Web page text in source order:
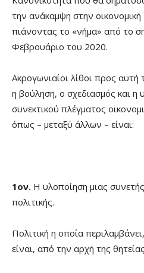
την ανάκαμψη στην
πιάνοντας το «νήμα» από το
Φεβρουάριο του 2020.
Ακρογωνιαίοι λίθοι προς
η βούληση, ο σχεδιασμός και η
συνεκτικού πλέγματος
όπως – μεταξύ άλλων – είναι:
1ον. Η υλοποίηση μιας
πολιτικής.
Πολιτική η οποία
είναι, από την αρχή της